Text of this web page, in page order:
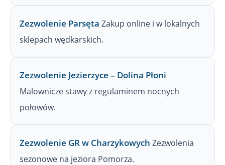
Zezwolenie Parsęta Zakup online i w lokalnych
sklepach wędkarskich.
Zezwolenie Jezierzyce – Dolina Płoni
Malownicze stawy z regulaminem nocnych
połowów.
Zezwolenie GR w Charzykowych Zezwolenia
sezonowe na jeziora Pomorza.